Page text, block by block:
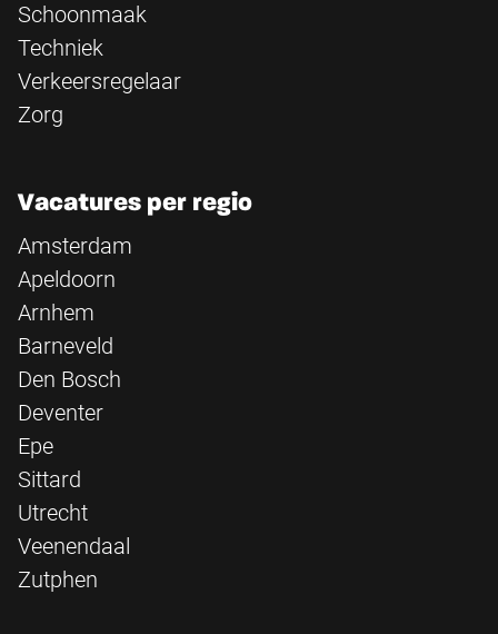
Schoonmaak
Techniek
Verkeersregelaar
Zorg
Vacatures per regio
Amsterdam
Apeldoorn
Arnhem
Barneveld
Den Bosch
Deventer
Epe
Sittard
Utrecht
Veenendaal
Zutphen